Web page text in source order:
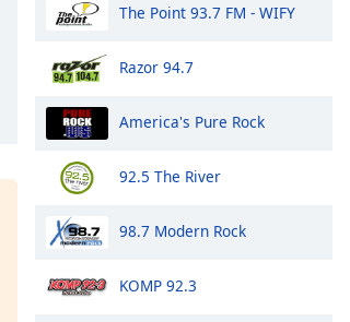
The Point 93.7 FM - WIFY
Razor 94.7
America's Pure Rock
92.5 The River
98.7 Modern Rock
KOMP 92.3